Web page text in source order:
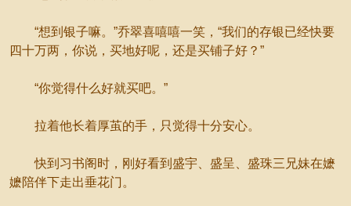
“想到银子嘛。”乔翠喜嘻嘻一笑，“我们的存银已经快要
四十万两，你说，买地好呢，还是买铺子好？”
“你觉得什么好就买吧。”
拉着他长着厚茧的手，只觉得十分安心。
快到习书阁时，刚好看到盛宇、盛呈、盛珠三兄妹在嬷
嬷陪伴下走出垂花门。